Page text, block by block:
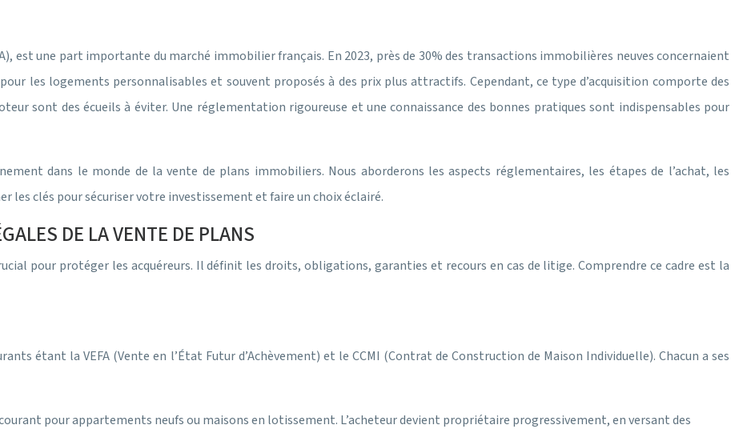
est une part importante du marché immobilier français. En 2023, près de 30% des transactions immobilières neuves concernaient
les logements personnalisables et souvent proposés à des prix plus attractifs. Cependant, ce type d’acquisition comporte des
sont des écueils à éviter. Une réglementation rigoureuse et une connaissance des bonnes pratiques sont indispensables pour
dans le monde de la vente de plans immobiliers. Nous aborderons les aspects réglementaires, les étapes de l’achat, les
les clés pour sécuriser votre investissement et faire un choix éclairé.
DE LA VENTE DE PLANS
pour protéger les acquéreurs. Il définit les droits, obligations, garanties et recours en cas de litige. Comprendre ce cadre est la
étant la VEFA (Vente en l’État Futur d’Achèvement) et le CCMI (Contrat de Construction de Maison Individuelle). Chacun a ses
pour appartements neufs ou maisons en lotissement. L’acheteur devient propriétaire progressivement, en versant des